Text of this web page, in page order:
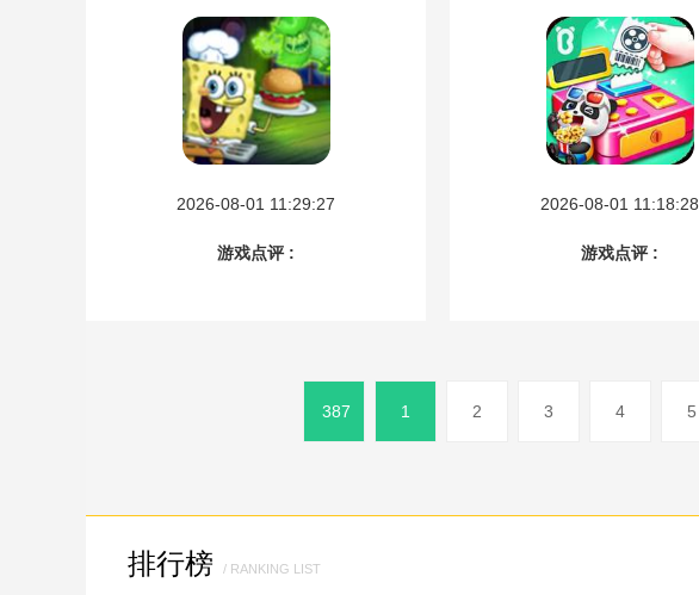
2026-08-01 11:29:27
游戏点评 :
2026-08-01 11:18:28
游戏点评 :
387 1 2 3 4 5
排行榜 / RANKING LIST